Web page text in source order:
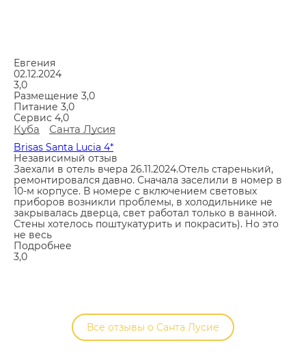
Евгения
02.12.2024
3,0
Размещение 3,0
Питание 3,0
Сервис 4,0
Куба Санта Лусия
Brisas Santa Lucia 4*
Независимый отзыв
Заехали в отель вчера 26.11.2024.Отель старенький,
ремонтировался давно. Сначала заселили в номер в
10-м корпусе. В номере с включением световых
приборов возникли проблемы, в холодильнике не
закрывалась дверца, свет работал только в ванной.
Стены хотелось поштукатурить и покрасить). Но это
не весь
Подробнее
3,0
Все отзывы о Санта Лусие